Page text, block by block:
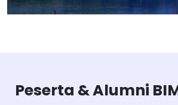
Peserta & Alumni